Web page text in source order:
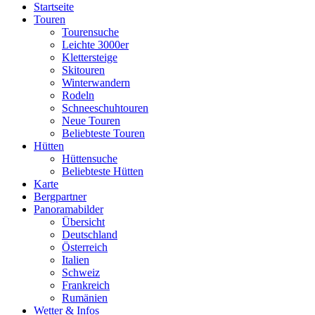
Startseite
Touren
Tourensuche
Leichte 3000er
Klettersteige
Skitouren
Winterwandern
Rodeln
Schneeschuhtouren
Neue Touren
Beliebteste Touren
Hütten
Hüttensuche
Beliebteste Hütten
Karte
Bergpartner
Panoramabilder
Übersicht
Deutschland
Österreich
Italien
Schweiz
Frankreich
Rumänien
Wetter & Infos